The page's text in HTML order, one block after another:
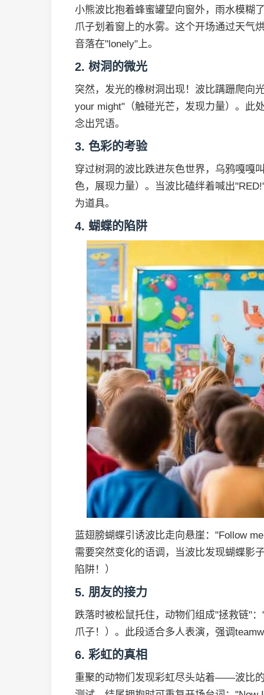
小熊波比抱着蜂蜜罐望向窗外，雨水模糊
爪子划着窗上的水雾。这个开场通过天气
音落在"lonely"上。
2. 树洞的微光
突然，发光的橡树洞出现！波比蹒跚爬向
your might"（触碰光芒，发现力量）。此
念出咒语。
3. 色彩的考验
穿过树洞的波比跌进灰色世界，乌鸦嘎嘎
色，展现力量）。当波比磕绊着喊出
为道具。
4. 蝴蝶的陷阱
蓝翅膀蝴蝶引诱波比走向悬崖："Follow
需要突然变化的语调，当波比发现蝴蝶影
陷阱！）
5. 朋友的接力
跌落时被松鼠托住，动物们组成"拯救链"
爪子！）。此段适合多人表演，强调
6. 彩虹的真相
重聚的动物们发现彩虹尽头站着——波比